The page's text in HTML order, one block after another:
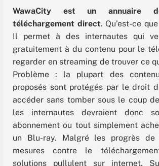
WawaCity est un annuaire
téléchargement direct. Qu’est-ce
Il permet à des internautes qui
gratuitement à du contenu pour le
regarder en streaming de trouver ce
Problème : la plupart des
proposés sont protégés par le droit
accéder sans tomber sous le coup
les internautes devraient donc
abonnement ou tout simplement
un Blu-ray. Malgré les progrès
mesures contre le
solutions pullulent sur internet.